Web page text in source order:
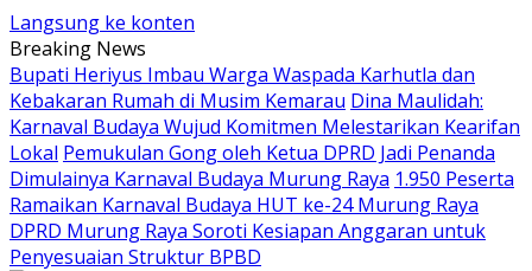
Langsung ke konten
Breaking News
Bupati Heriyus Imbau Warga Waspada Karhutla dan
Kebakaran Rumah di Musim Kemarau Dina Maulidah:
Karnaval Budaya Wujud Komitmen Melestarikan Kearifan
Lokal Pemukulan Gong oleh Ketua DPRD Jadi Penanda
Dimulainya Karnaval Budaya Murung Raya 1.950 Peserta
Ramaikan Karnaval Budaya HUT ke-24 Murung Raya
DPRD Murung Raya Soroti Kesiapan Anggaran untuk
Penyesuaian Struktur BPBD